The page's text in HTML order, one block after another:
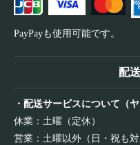
PayPayも使用可能です。
配
・配送サービスについて（ヤ
休業：土曜（定休）
営業：土曜以外（日・祝も対